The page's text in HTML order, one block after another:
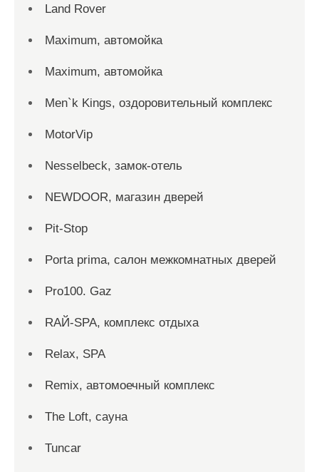
Land Rover
Maximum, автомойка
Maximum, автомойка
Men`k Kings, оздоровительный комплекс
MotorVip
Nesselbeck, замок-отель
NEWDOOR, магазин дверей
Pit-Stop
Porta prima, салон межкомнатных дверей
Pro100. Gaz
RAЙ-SPA, комплекс отдыха
Relax, SPA
Remix, автомоечный комплекс
The Loft, сауна
Tuncar